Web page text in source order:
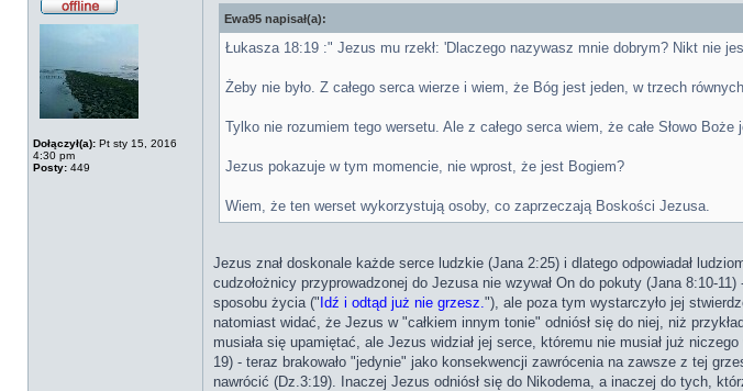
Dołączył(a): Pt sty 15, 2016
4:30 pm
Posty: 449
Ewa95 napisał(a):
Łukasza 18:19 :" Jezus mu rzekł: 'Dlaczego nazywasz mnie dobrym? Nikt nie
Żeby nie było. Z całego serca wierze i wiem, że Bóg jest jeden, w trzech
Tylko nie rozumiem tego wersetu. Ale z całego serca wiem, że całe Słowo
Jezus pokazuje w tym momencie, nie wprost, że jest Bogiem?
Wiem, że ten werset wykorzystują osoby, co zaprzeczają Boskości Jezusa.
Jezus znał doskonale każde serce ludzkie (Jana 2:25) i dlatego odpowiadał
cudzołożnicy przyprowadzonej do Jezusa nie wzywał On do pokuty (Jana 8:10-
sposobu życia (" Idź i odtąd już nie grzesz."), ale poza tym wystarczyło jej
natomiast widać, że Jezus w "całkiem innym tonie" odniósł się do niej, niż
musiała się upamiętać, ale Jezus widział jej serce, któremu nie musiał już
19) - teraz brakowało "jedynie" jako konsekwencji zawrócenia na zawsze z tej
nawrócić (Dz.3:19). Inaczej Jezus odniósł się do Nikodema, a inaczej do tych,